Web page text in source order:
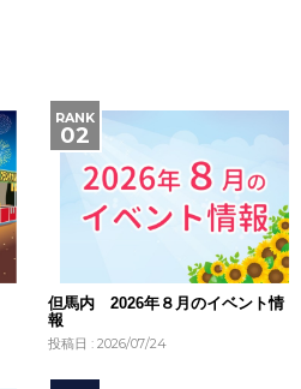
但馬内 2026年８月のイベント情
報
投稿日 : 2026/07/24